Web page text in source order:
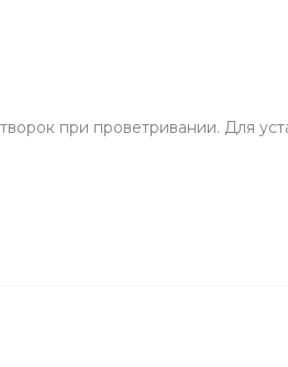
при проветривании. Для